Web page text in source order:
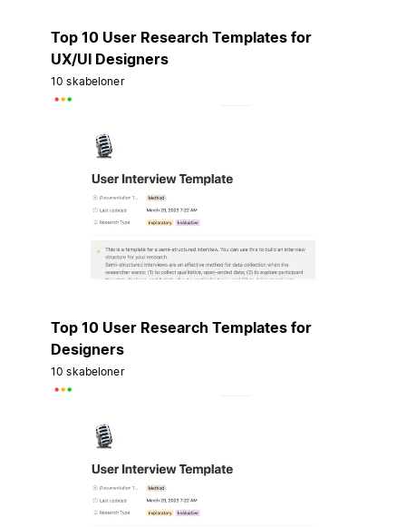
Top 10 User Research Templates for
UX/UI Designers
10 skabeloner
Top 10 User Research Templates for
Designers
10 skabeloner